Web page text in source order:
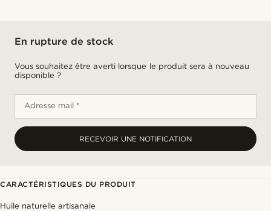
En rupture de stock
Vous souhaitez être averti lorsque le produit sera à nouveau
disponible ?
Adresse mail *
RECEVOIR UNE NOTIFICATION
CARACTÉRISTIQUES DU PRODUIT
Huile naturelle artisanale